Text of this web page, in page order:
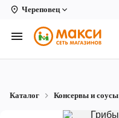
Череповец
Вологда
Архангельск
Каталог Консервы и соусы